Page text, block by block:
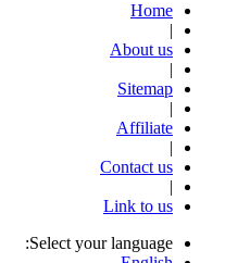
Home
|
About us
|
Sitemap
|
Affiliate
|
Contact us
|
Link to us
Select your language: